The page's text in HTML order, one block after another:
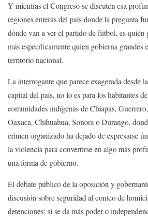
Y mientras el Congreso se discuten esa
regiones enteras del país donde la pregunta
dónde van a ver el partido de fútbol, es
más específicamente quien gobierna grandes
territorio nacional.
La interrogante que parece exagerada desde
capital del país, no lo es para los habitantes
comunidades indígenas de Chiapas,
Oaxaca, Chihuahua, Sonora o Durango,
crimen organizado ha dejado de expresarse
la violencia para convertirse en algo más
una forma de gobierno.
El debate público de la oposición y
discusión sobre seguridad al conteo de
detenciones; si se da más poder o